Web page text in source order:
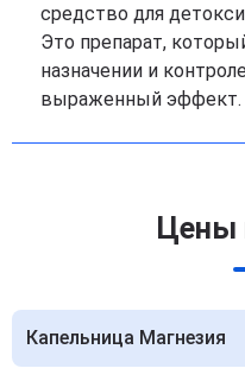
средство для
Это препарат,
назначении и
выраженный эффект.
Цены
Капельница Магнезия